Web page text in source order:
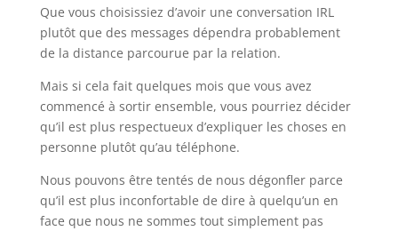
Que vous choisissiez d’avoir une conversation IRL
plutôt que des messages dépendra probablement
de la distance parcourue par la relation.
Mais si cela fait quelques mois que vous avez
commencé à sortir ensemble, vous pourriez décider
qu’il est plus respectueux d’expliquer les choses en
personne plutôt qu’au téléphone.
Nous pouvons être tentés de nous dégonfler parce
qu’il est plus inconfortable de dire à quelqu’un en
face que nous ne sommes tout simplement pas